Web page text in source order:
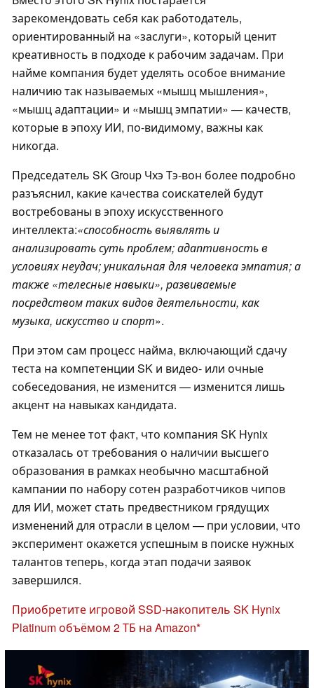
зарекомендовать себя как работодатель,
ориентированный на «заслуги», который ценит
креативность в подходе к рабочим задачам. При
найме компания будет уделять особое внимание
наличию так называемых «мышц мышления»,
«мышц адаптации» и «мышц эмпатии» — качеств,
которые в эпоху ИИ, по-видимому, важны как
никогда.
Председатель SK Group Чхэ Тэ-вон более подробно
разъяснил, какие качества соискателей будут
востребованы в эпоху искусственного
интеллекта:«способность выявлять и
анализировать суть проблем; адаптивность в
условиях неудач; уникальная для человека эмпатия; а
также «телесные навыки», развиваемые
посредством таких видов деятельности, как
музыка, искусство и спорт».
При этом сам процесс найма, включающий сдачу
теста на компетенции SK и видео- или очные
собеседования, не изменится — изменится лишь
акцент на навыках кандидата.
Тем не менее тот факт, что компания SK Hynix
отказалась от требования о наличии высшего
образования в рамках необычно масштабной
кампании по набору сотен разработчиков чипов
для ИИ, может стать предвестником грядущих
изменений для отрасли в целом — при условии, что
эксперимент окажется успешным в поиске нужных
талантов теперь, когда этап подачи заявок
завершился.
Приобретите игровой SSD-накопитель SK Hynix
Platinum объёмом 2 ТБ на Amazon